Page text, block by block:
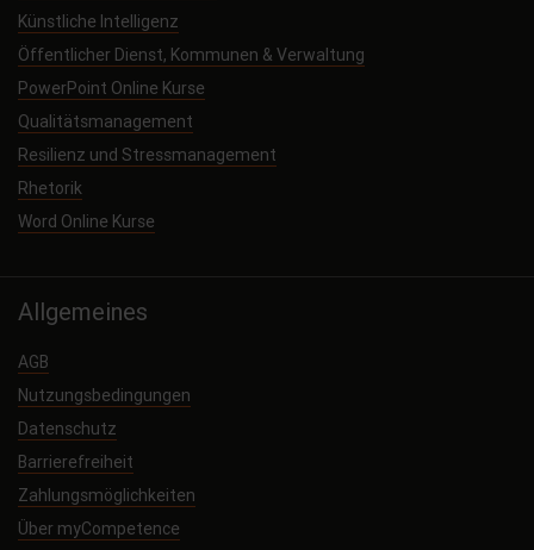
Künstliche Intelligenz
Öffentlicher Dienst, Kommunen & Verwaltung
PowerPoint Online Kurse
Qualitätsmanagement
Resilienz und Stressmanagement
Rhetorik
Word Online Kurse
Allgemeines
AGB
Nutzungsbedingungen
Datenschutz
Barrierefreiheit
Zahlungsmöglichkeiten
Über myCompetence